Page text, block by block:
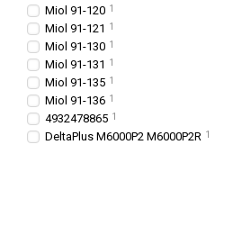
Miol 91-120 1
Miol 91-121 1
Miol 91-130 1
Miol 91-131 1
Miol 91-135 1
Miol 91-136 1
4932478865 1
DeltaPlus M6000P2 M6000P2R 1